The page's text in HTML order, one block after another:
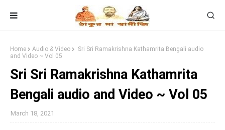
Home Audio & Video
Sri Sri Ramakrishna Kathamrita Bengali audio
and Video ~ Vol 05
Sri Sri Ramakrishna Kathamrita
Bengali audio and Video ~ Vol 05
March 18, 2021